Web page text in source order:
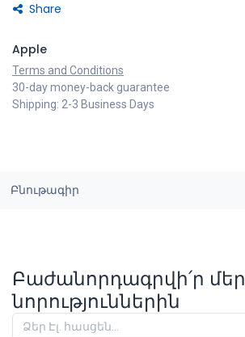
Share
Apple
Terms and Conditions
30-day money-back guarantee
Shipping: 2-3 Business Days
Բնութագիր
Բաժանորդագրվի՛ր մեր
նորություններին